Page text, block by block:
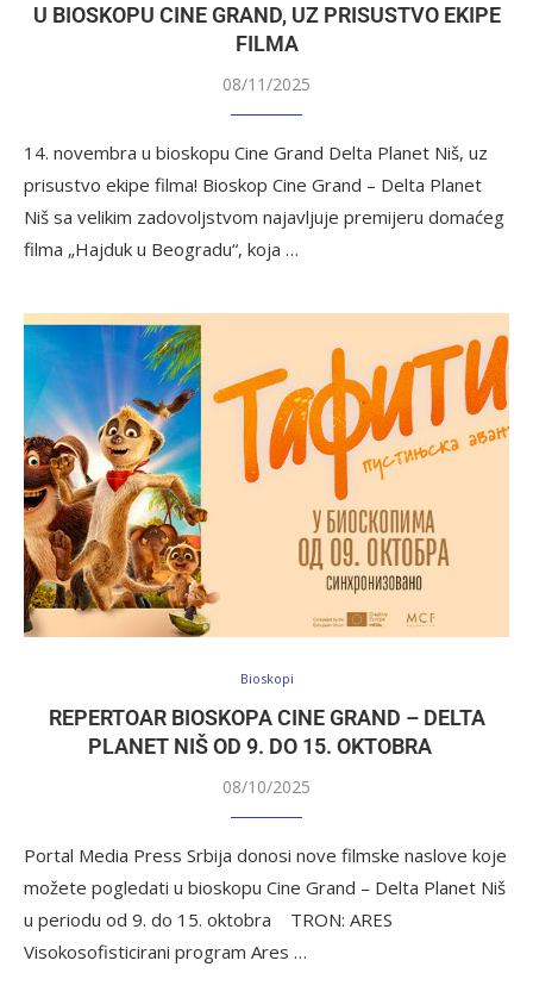
U BIOSKOPU CINE GRAND, UZ PRISUSTVO EKIPE
FILMA
08/11/2025
14. novembra u bioskopu Cine Grand Delta Planet Niš, uz
prisustvo ekipe filma! Bioskop Cine Grand – Delta Planet
Niš sa velikim zadovoljstvom najavljuje premijeru domaćeg
filma „Hajduk u Beogradu“, koja …
Bioskopi
REPERTOAR BIOSKOPA CINE GRAND – DELTA
PLANET NIŠ OD 9. DO 15. OKTOBRA
08/10/2025
Portal Media Press Srbija donosi nove filmske naslove koje
možete pogledati u bioskopu Cine Grand – Delta Planet Niš
u periodu od 9. do 15. oktobra TRON: ARES
Visokosofisticirani program Ares …